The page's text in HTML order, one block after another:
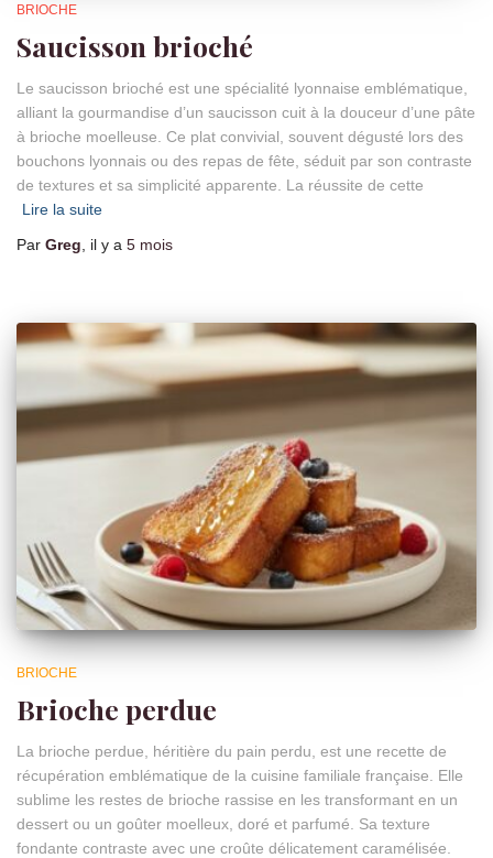
BRIOCHE
Saucisson brioché
Le saucisson brioché est une spécialité lyonnaise emblématique,
alliant la gourmandise d’un saucisson cuit à la douceur d’une pâte
à brioche moelleuse. Ce plat convivial, souvent dégusté lors des
bouchons lyonnais ou des repas de fête, séduit par son contraste
de textures et sa simplicité apparente. La réussite de cette
Lire la suite
Par Greg , il y a 5 mois
BRIOCHE
Brioche perdue
La brioche perdue, héritière du pain perdu, est une recette de
récupération emblématique de la cuisine familiale française. Elle
sublime les restes de brioche rassise en les transformant en un
dessert ou un goûter moelleux, doré et parfumé. Sa texture
fondante contraste avec une croûte délicatement caramélisée.